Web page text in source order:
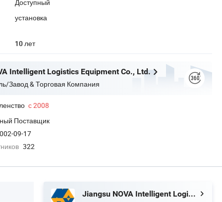
Доступный
установка
10 лет
Intelligent Logistics Equipment Co., Ltd.
Завод & Торговая Компания
с 2008
Поставщик
09-17
322
Jiangsu NOVA Intelligent Logistics Equipment Co., Ltd.